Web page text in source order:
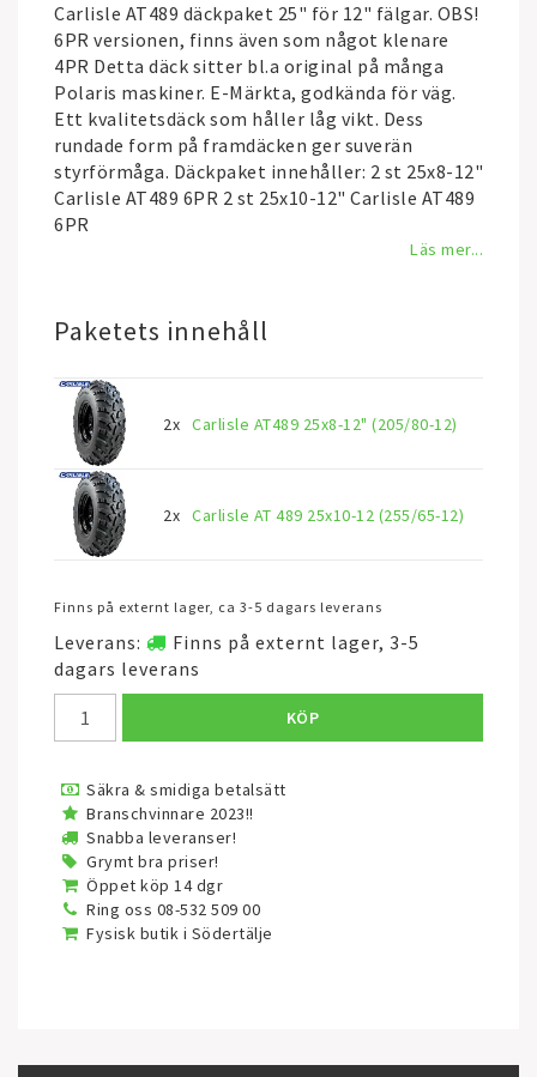
Carlisle AT489 däckpaket 25" för 12" fälgar. OBS!
6PR versionen, finns även som något klenare
4PR Detta däck sitter bl.a original på många
Polaris maskiner. E-Märkta, godkända för väg.
Ett kvalitetsdäck som håller låg vikt. Dess
rundade form på framdäcken ger suverän
styrförmåga. Däckpaket innehåller: 2 st 25x8-12"
Carlisle AT489 6PR 2 st 25x10-12" Carlisle AT489
6PR
Läs mer...
Paketets innehåll
2x Carlisle AT489 25x8-12" (205/80-12)
2x Carlisle AT 489 25x10-12 (255/65-12)
Finns på externt lager, ca 3-5 dagars leverans
Leverans:
Finns på externt lager, 3-5
dagars leverans
KÖP
Säkra & smidiga betalsätt
Branschvinnare 2023!!
Snabba leveranser!
Grymt bra priser!
Öppet köp 14 dgr
Ring oss 08-532 509 00
Fysisk butik i Södertälje